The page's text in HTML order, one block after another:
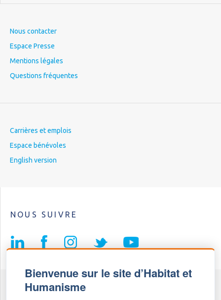
Bienvenue sur le site d’Habitat et
Humanisme
Nous contacter
Espace Presse
Mentions légales
Questions fréquentes
Carrières et emplois
Espace bénévoles
English version
NOUS SUIVRE